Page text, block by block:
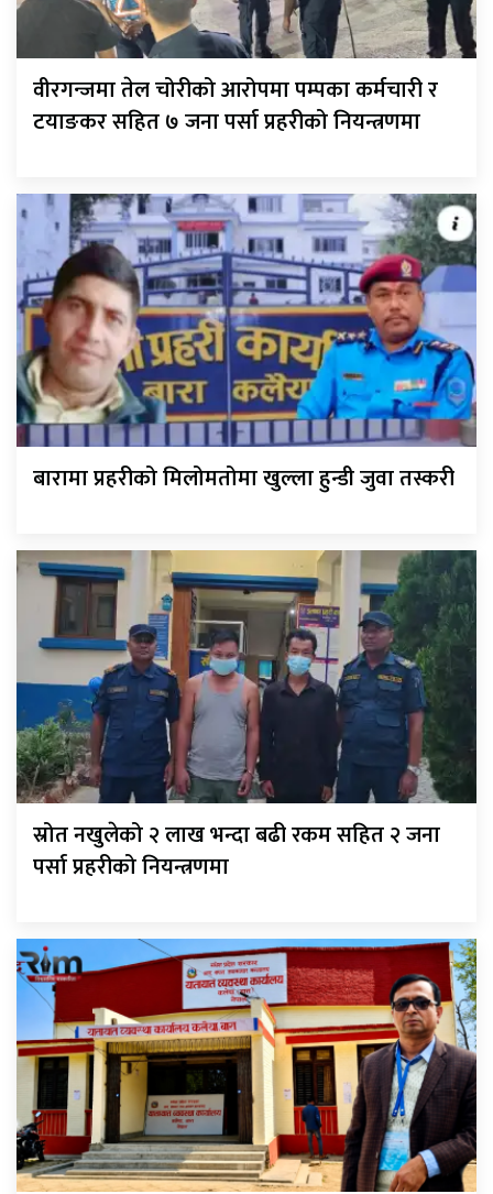
वीरगन्जमा तेल चोरीको आरोपमा पम्पका कर्मचारी र
टयाङकर सहित ७ जना पर्सा प्रहरीको नियन्त्रणमा
बारामा प्रहरीको मिलोमतोमा खुल्ला हुन्डी जुवा तस्करी
स्रोत नखुलेको २ लाख भन्दा बढी रकम सहित २ जना
पर्सा प्रहरीको नियन्त्रणमा